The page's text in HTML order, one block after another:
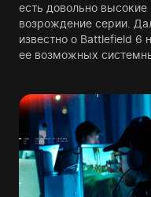
есть довольно
возрождение серии.
известно о Battlefield 6
ее возможных